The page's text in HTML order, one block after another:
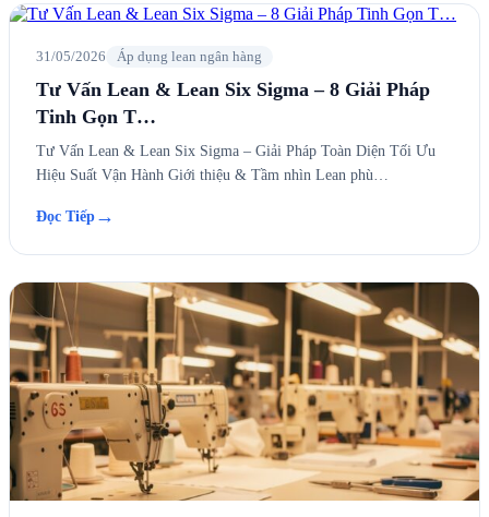
31/05/2026 Áp dụng lean ngân hàng
Tư Vấn Lean & Lean Six Sigma – 8 Giải Pháp
Tinh Gọn T…
Tư Vấn Lean & Lean Six Sigma – Giải Pháp Toàn Diện Tối Ưu
Hiệu Suất Vận Hành Giới thiệu & Tầm nhìn Lean phù…
Đọc Tiếp →